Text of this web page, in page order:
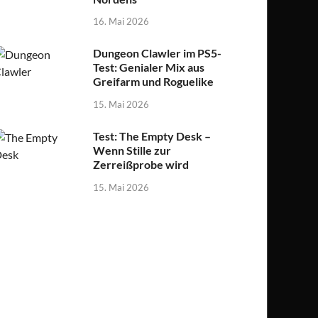
16. Mai 2026
Dungeon Clawler im PS5-
Test: Genialer Mix aus
Greifarm und Roguelike
15. Mai 2026
Test: The Empty Desk –
Wenn Stille zur
Zerreißprobe wird
15. Mai 2026